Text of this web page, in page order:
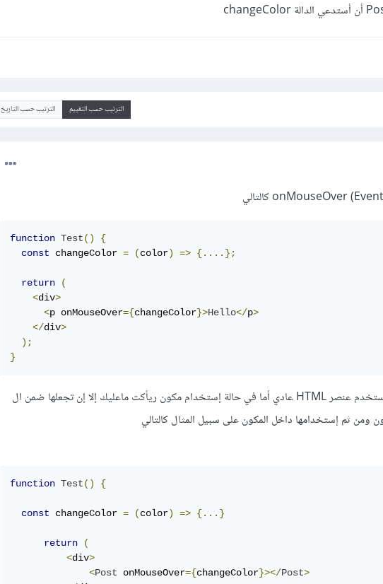
الترتيب حسب التقييم الترتيب حسب التاريخ
function Test()
{
const changeColor = (color) => {....};
return
(
<div>
<p onMouseOver={changeColor}>Hello</p>
</div>
);
}
ولكن هذا في حالة كنت تستخدم عنصر HTML عادي أما في حالة إستخدام مكون ريأكت ماعليك إلا إن تجعلها ضمن ال
function Test() {
const changeColor = (color) => {...}
return
(
<div>
<Post onMouseOver={changeColor}></Post>